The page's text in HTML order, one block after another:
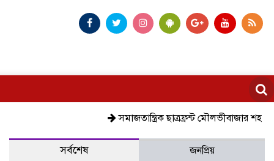
সমাজতান্ত্রিক ছাত্রফ্রন্ট মৌলভীবাজার শহর শাখা
সর্বশেষ
জনপ্রিয়